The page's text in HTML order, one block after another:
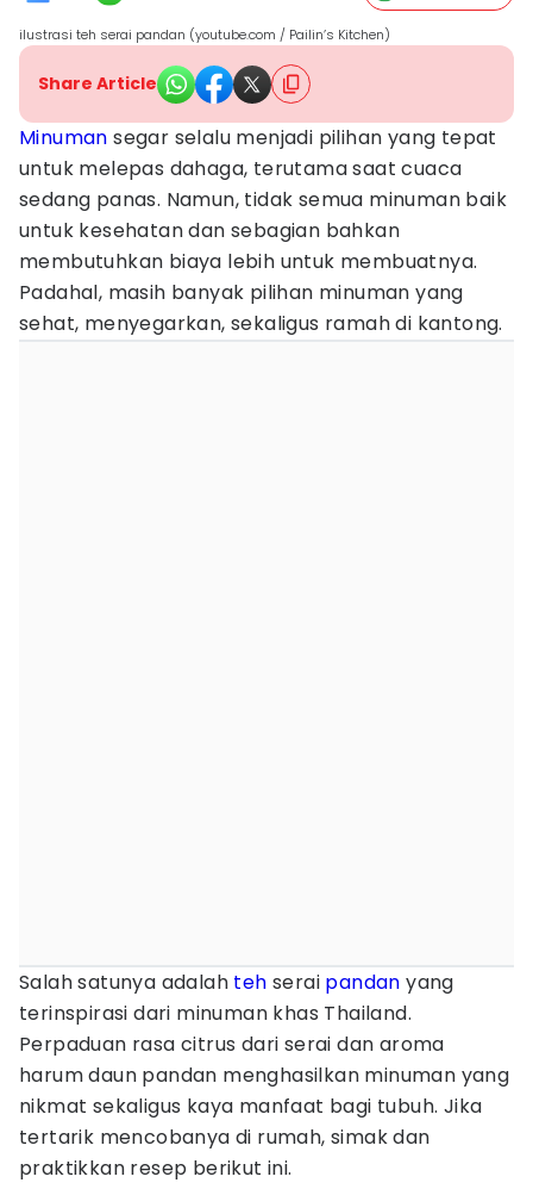
ilustrasi teh serai pandan (youtube.com / Pailin’s Kitchen)
Share Article
Minuman segar selalu menjadi pilihan yang tepat
untuk melepas dahaga, terutama saat cuaca
sedang panas. Namun, tidak semua minuman baik
untuk kesehatan dan sebagian bahkan
membutuhkan biaya lebih untuk membuatnya.
Padahal, masih banyak pilihan minuman yang
sehat, menyegarkan, sekaligus ramah di kantong.
Salah satunya adalah teh serai pandan yang
terinspirasi dari minuman khas Thailand.
Perpaduan rasa citrus dari serai dan aroma
harum daun pandan menghasilkan minuman yang
nikmat sekaligus kaya manfaat bagi tubuh. Jika
tertarik mencobanya di rumah, simak dan
praktikkan resep berikut ini.